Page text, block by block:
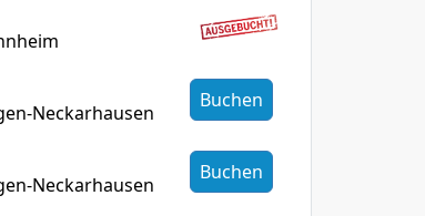
Neckarhausen
Buchen
Neckarhausen
Buchen